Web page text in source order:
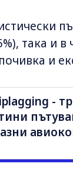
така и
и
-